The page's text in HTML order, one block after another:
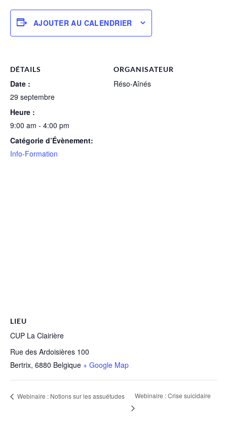
AJOUTER AU CALENDRIER
DÉTAILS
Date :
29 septembre
Heure :
9:00 am - 4:00 pm
Catégorie d’Évènement:
Info-Formation
ORGANISATEUR
Réso-Aînés
LIEU
CUP La Clairière
Rue des Ardoisières 100
Bertrix, 6880 Belgique + Google Map
Webinaire : Notions sur les assuétudes Webinaire : Crise suicidaire